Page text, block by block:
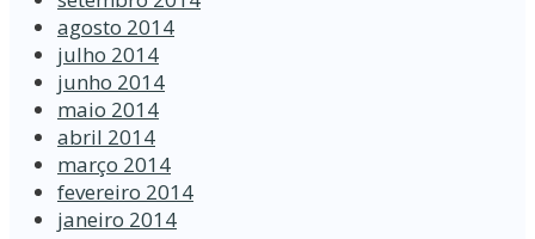
agosto 2014
julho 2014
junho 2014
maio 2014
abril 2014
março 2014
fevereiro 2014
janeiro 2014